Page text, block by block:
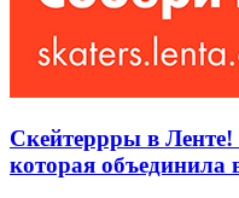
Скейтеррры в
которая объединила